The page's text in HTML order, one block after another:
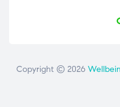
Copyright © 2026